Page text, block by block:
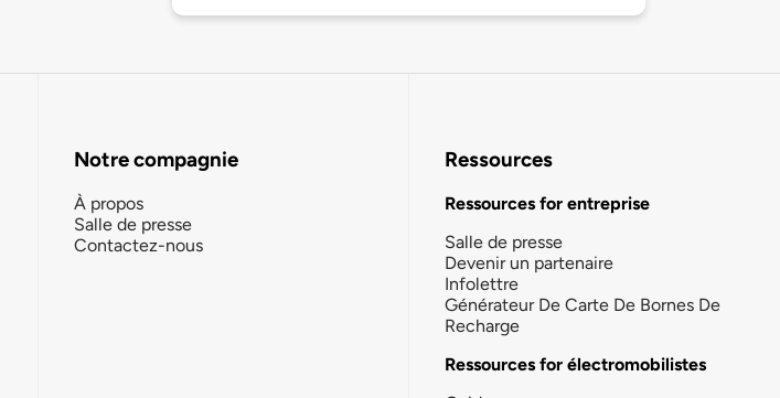
Notre compagnie
À propos
Salle de presse
Contactez-nous
Ressources
Ressources for entreprise
Salle de presse
Devenir un partenaire
Infolettre
Générateur De Carte De Bornes De
Recharge
Ressources for électromobilistes